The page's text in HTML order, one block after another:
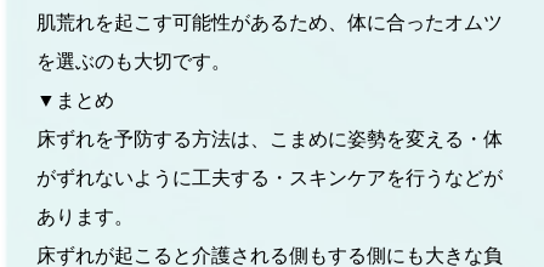
肌荒れを起こす可能性があるため、体に合ったオムツ
を選ぶのも大切です。
▼まとめ
床ずれを予防する方法は、こまめに姿勢を変える・体
がずれないように工夫する・スキンケアを行うなどが
あります。
床ずれが起こると介護される側もする側にも大きな負